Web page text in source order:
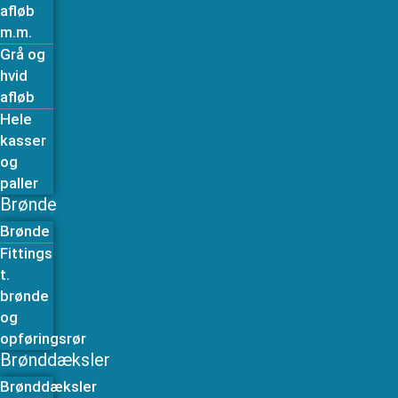
afløb
m.m.
Grå og
hvid
afløb
Hele
kasser
og
paller
Brønde
Brønde
Fittings
t.
brønde
og
opføringsrør
Brønddæksler
Brønddæksler